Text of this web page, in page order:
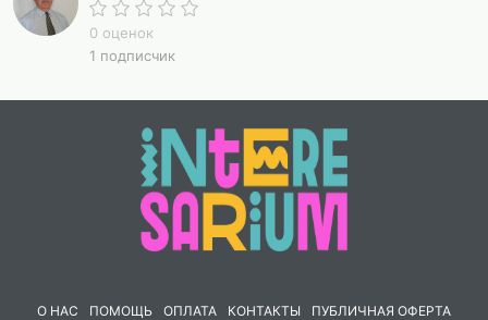
Каждый вариант теста расположен на отдельной
странице - это очень удобно для печати. Достаточно
На последних страницах расположены ответы и
бланки ответов. Бланки ответов можно предложить
учащимся при тестировании.
0 оценок
1 подписчик
О НАС ПОМОЩЬ ОПЛАТА КОНТАКТЫ
ПУБЛИЧНАЯ ОФЕРТА